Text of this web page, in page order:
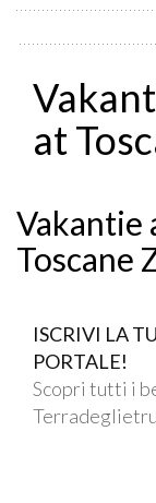
at
Vakantie
Toscane
ISCRIVI LA
PORTALE!
Scopri tutti i